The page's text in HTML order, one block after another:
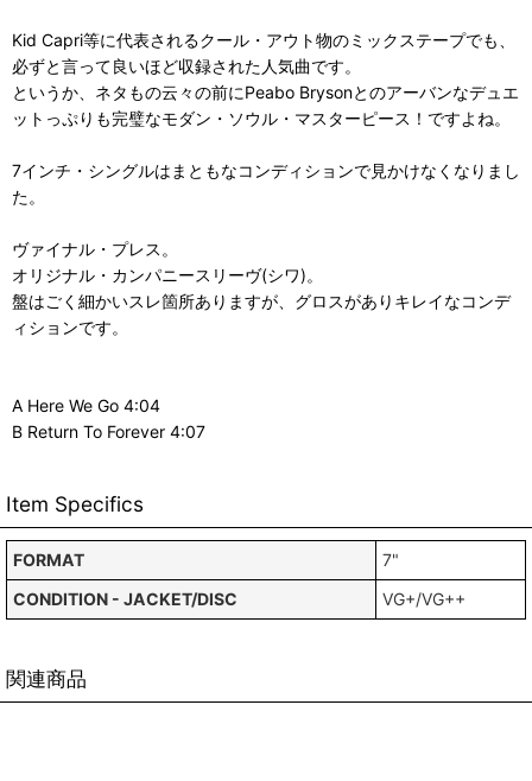
Kid Capri等に代表されるクール・アウト物のミックステープでも、
必ずと言って良いほど収録された人気曲です。
というか、ネタもの云々の前にPeabo Brysonとのアーバンなデュエ
ットっぷりも完璧なモダン・ソウル・マスターピース！ですよね。
7インチ・シングルはまともなコンディションで見かけなくなりまし
た。
ヴァイナル・プレス。
オリジナル・カンパニースリーヴ(シワ)。
盤はごく細かいスレ箇所ありますが、グロスがありキレイなコンデ
ィションです。
A Here We Go 4:04
B Return To Forever 4:07
Item Specifics
FORMAT
7"
CONDITION - JACKET/DISC
VG+/VG++
関連商品